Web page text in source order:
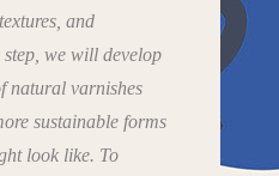
and
we will develop
natural varnishes
sustainable forms
look like. To